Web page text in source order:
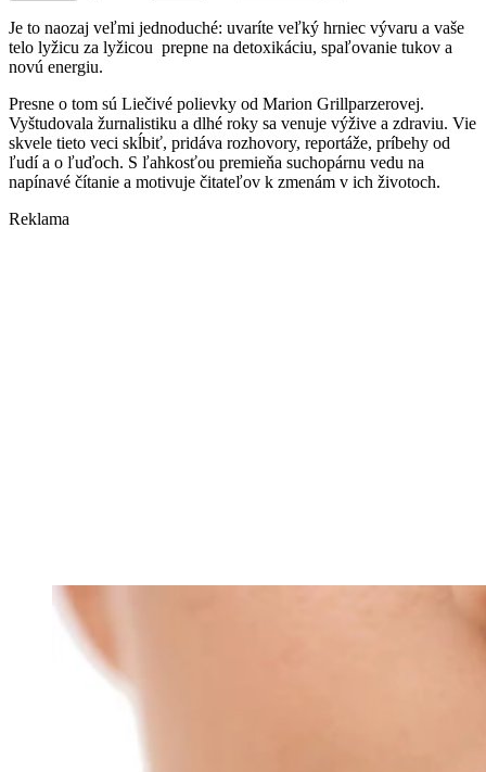
Je to naozaj veľmi jednoduché: uvaríte veľký hrniec vývaru a vaše
telo lyžicu za lyžicou prepne na detoxikáciu, spaľovanie tukov a
novú energiu.
Presne o tom sú Liečivé polievky od Marion Grillparzerovej.
Vyštudovala žurnalistiku a dlhé roky sa venuje výžive a zdraviu. Vie
skvele tieto veci skĺbiť, pridáva rozhovory, reportáže, príbehy od
ľudí a o ľuďoch. S ľahkosťou premieňa suchopárnu vedu na
napínavé čítanie a motivuje čitateľov k zmenám v ich životoch.
Reklama